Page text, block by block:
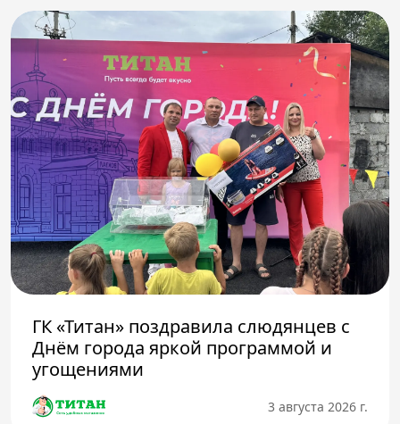
ГК «Титан» поздравила слюдянцев с
Днём города яркой программой и
угощениями
3 августа 2026 г.